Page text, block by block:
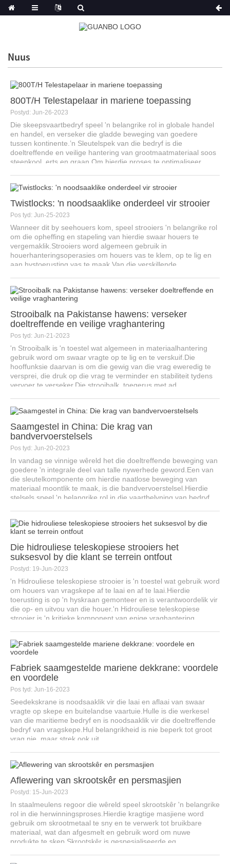
Nuus
800T/H Telestapelaar in mariene toepassing
Postyd: Jun-26-2023
Die skeepsvaartbedryf speel 'n belangrike rol in globale handel
en handel, en verseker die gladde beweging van goedere
tussen kontinente.’n Sleutelspek van die bedryf is die
doeltreffende en veilige hantering van grootmaatmateriaal soos
steenkool, erts en graan.Om hierdie proses te optimaliseer,
Twistlocks: 'n noodsaaklike onderdeel vir strooier
Pos tyd: Jun-25-2023
Wanneer dit by seehouers kom, speel strooiers 'n belangrike rol
om die opheffing en stapeling van hierdie swaar houers te
vergemaklik.Strooiers word algemeen gebruik in
houerhanteringsoperasies om houers vas te klem, op te lig en
aan hystoerusting vas te maak.Van die verskillende
Strooibalk na Pakistanse hawens: verseker
doeltreffende en veilige vraghantering
Pos tyd: Jun-21-2023
'n Strooibalk is 'n toestel wat algemeen in materiaalhantering
gebruik word om swaar vragte op te lig en te verskuif.Die
hooffunksie daarvan is om die gewig van die vrag eweredig te
versprei, die druk op die vrag te verminder en stabiliteit tydens
vervoer te verseker.Die strooibalk, toegerus met ad...
Saamgestel in China: Die krag van
bandvervoerstelsels
Pos tyd: Jun-20-2023
In vandag se vinnige wêreld het die doeltreffende beweging van
goedere 'n integrale deel van talle nywerhede geword.Een van
die sleutelkomponente om hierdie naatlose beweging van
materiaal moontlik te maak, is die bandvervoerstelsel.Hierdie
stelsels speel 'n belangrike rol in die vaartbelyning van bedryf ...
Die hidrouliese teleskopiese strooiers het
suksesvol by die klant se terrein ontfout
Postyd: 19-Jun-2023
'n Hidrouliese teleskopiese strooier is 'n toestel wat gebruik word
om houers van vragskepe af te laai en af ​​te laai.Hierdie
toerusting is op 'n hyskraan gemonteer en is verantwoordelik vir
die op- en uitvou van die houer.'n Hidrouliese teleskopiese
strooier is 'n kritieke komponent van enige vraghantering...
Fabriek saamgestelde mariene dekkrane: voordele
en voordele
Pos tyd: Jun-16-2023
Seedekskrane is noodsaaklik vir die laai en aflaai van swaar
vragte op skepe en buitelandse vaartuie.Hulle is die werkesel
van die maritieme bedryf en is noodsaaklik vir die doeltreffende
bedryf van vragskepe.Hul belangrikheid is nie beperk tot groot
vrag nie, maar strek ook uit ...
Aflewering van skrootskêr en persmasjien
Postyd: 15-Jun-2023
In staalmeulens regoor die wêreld speel skrootskêr 'n belangrike
rol in die herwinningsproses.Hierdie kragtige masjiene word
gebruik om skrootmetaal te sny en te verwerk tot bruikbare
materiaal, wat dan afgesmelt en gebruik word om nuwe
produkte te skep.Skrootskêr is gespesialiseerde eq...